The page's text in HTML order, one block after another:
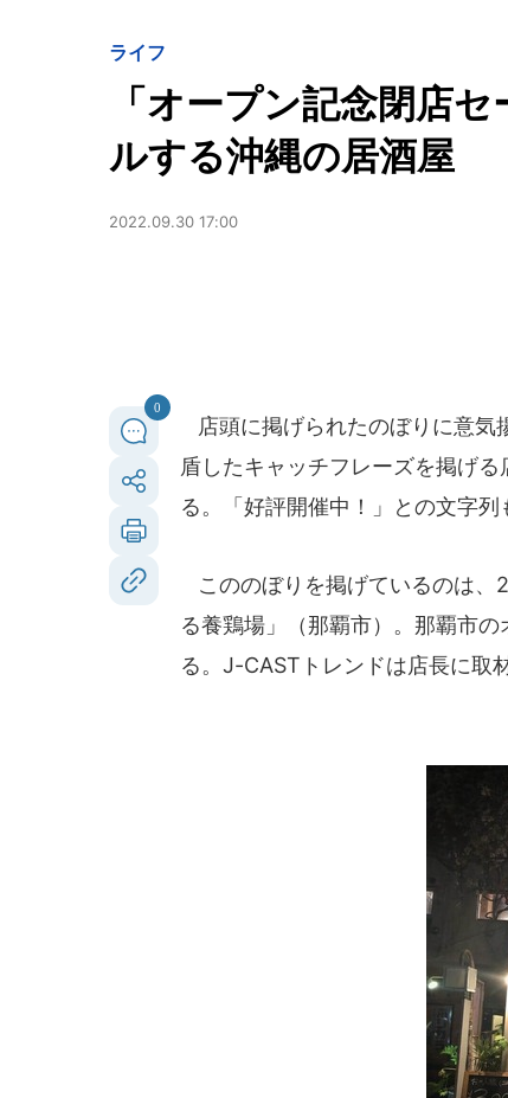
ライフ
「オープン記念閉店
ルする沖縄の居酒屋
2022.09.30 17:00
0
店頭に掲げられたのぼりに意
盾したキャッチフレーズを掲げ
る。「好評開催中！」との文字列
こののぼりを掲げているのは、
る養鶏場」（那覇市）。那覇市
る。J-CASTトレンドは店長に取